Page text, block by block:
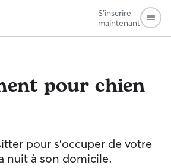
S'inscrire
maintenant
pour chien
pour s'occuper de votre
nuit à son domicile.